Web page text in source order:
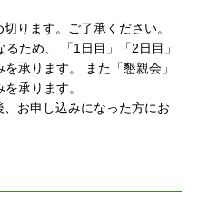
ります。ご了承ください。
ため、 「1日目」「2日目」
承ります。 また「懇親会」
承ります。
お申し込みになった方にお